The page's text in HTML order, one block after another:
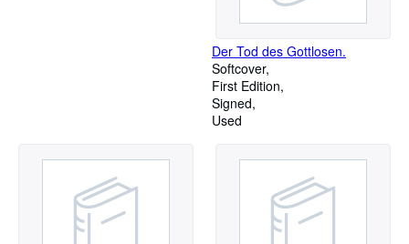
Der Tod des Gottlosen.
Softcover
First Edition
Signed
Used